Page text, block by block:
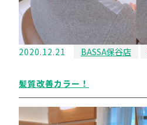
2020.12.21 BASSA保谷店
髪質改善カラー！